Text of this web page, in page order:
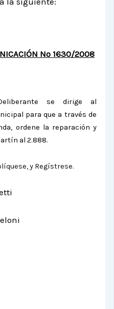
Nº 1630/2008
se dirige al
para que a través de
ordene la reparación y
al 2.888.
y Regístrese.